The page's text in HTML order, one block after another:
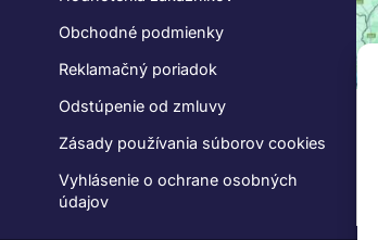
Obchodné podmienky
Reklamačný poriadok
Odstúpenie od zmluvy
Zásady používania súborov cookies
Vyhlásenie o ochrane osobných
údajov